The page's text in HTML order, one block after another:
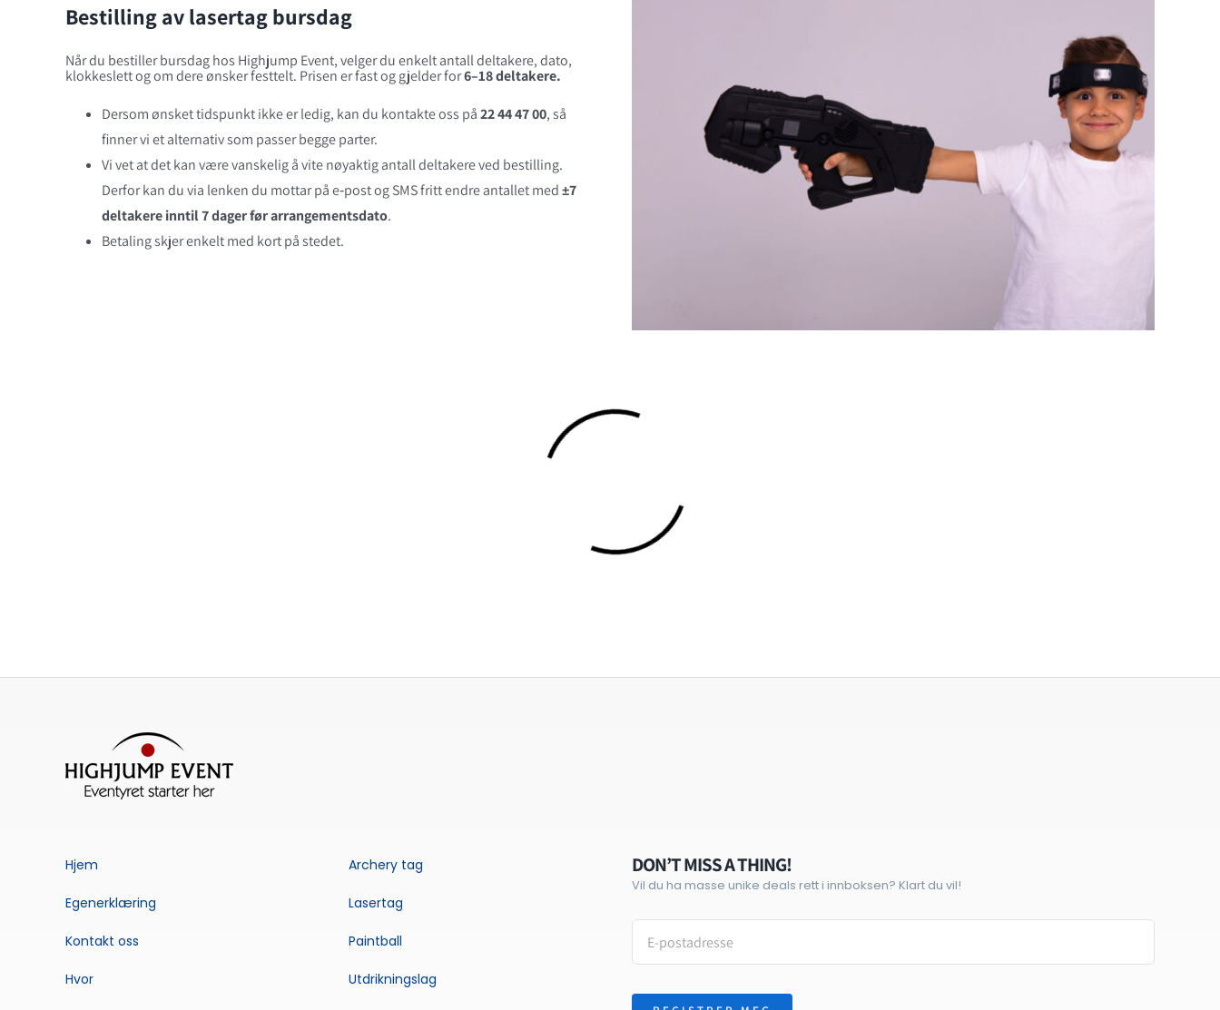
Bestilling av lasertag bursdag
Når du bestiller bursdag hos Highjump Event, velger du enkelt antall deltakere, dato,
klokkeslett og om dere ønsker festtelt. Prisen er fast og gjelder for6–18 deltakere.
Dersom ønsket tidspunkt ikke er ledig, kan du kontakte oss på22 44 47 00, så
finner vi et alternativ som passer begge parter.
Vi vet at det kan være vanskelig å vite nøyaktig antall deltakere ved bestilling.
Derfor kan du via lenken du mottar på e‑post og SMS fritt endre antallet med±7
deltakere inntil 7 dager før arrangementsdato.
Betaling skjer enkelt med kort på stedet.
Hjem
Egenerklæring
Kontakt oss
Hvor
Archery tag
Lasertag
Paintball
Utdrikningslag
DON’T MISS A THING!
Vil du ha masse unike deals rett i innboksen? Klart du vil!